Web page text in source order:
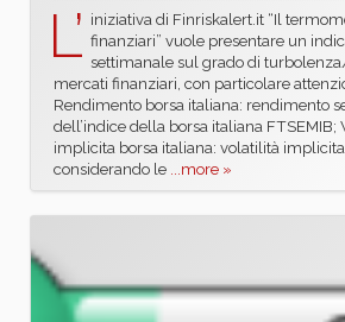
L’ iniziativa di Finriskalert.it “Il
finanziari” vuole presentare un
settimanale sul grado di
mercati finanziari, con particolare
Rendimento borsa italiana: rendimento
dell’indice della borsa italiana FTSEMIB;
implicita borsa italiana: volatilità
considerando le ...more »